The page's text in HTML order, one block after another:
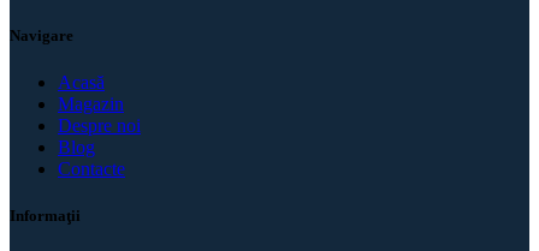
Navigare
Acasă
Magazin
Despre noi
Blog
Contacte
Informaţii